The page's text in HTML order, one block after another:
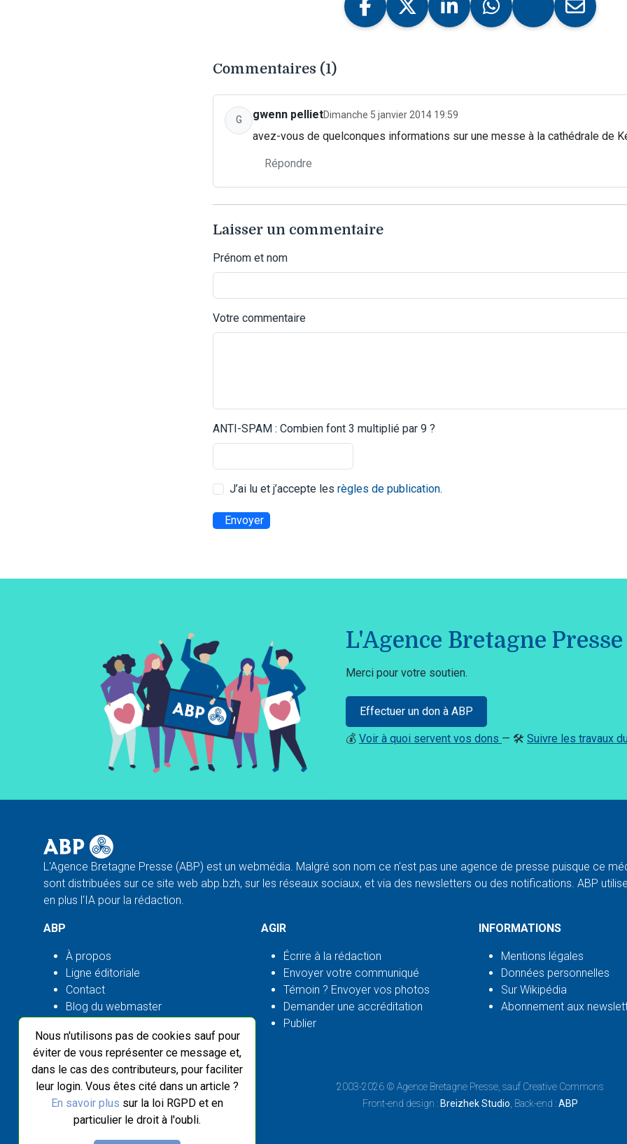
Nous n'utilisons pas de cookies sauf pour
éviter de vous représenter ce message et,
dans le cas des contributeurs, pour faciliter
leur login. Vous êtes cité dans un article ?
En savoir plus sur la loi RGPD et en
particulier le droit à l'oubli.
Commentaires (1)
G gwenn pellietDimanche 5 janvier 2014 19:59
avez-vous de quelconques informations sur une messe à la cathédrale de
Répondre
Laisser un commentaire
Prénom et nom
Votre commentaire
ANTI-SPAM : Combien font 3 multiplié par 9 ?
J’ai lu et j’accepte les règles de publication.
Envoyer
L'Agence Bretagne
Merci pour votre soutien.
Effectuer un don à ABP
💰 Voir à quoi servent vos dons — 🛠️ Suivre les travaux
L'Agence Bretagne Presse (ABP) est un webmédia. Malgré son nom ce n'est pas une agence de presse puisque ce
sont distribuées sur ce site web abp.bzh, sur les réseaux sociaux, et via des newsletters ou des notifications. ABP
en plus l'IA pour la rédaction.
ABP
À propos
Ligne éditoriale
Contact
Blog du webmaster
AGIR
Écrire à la rédaction
Envoyer votre communiqué
Témoin ? Envoyer vos photos
Demander une accréditation
Publier
INFORMATIONS
Mentions légales
Données personnelles
Sur Wikipédia
Abonnement aux
2003-2026 © Agence Bretagne Presse , sauf Creative Commons
Front-end design : Breizhek Studio , Back-end :ABP